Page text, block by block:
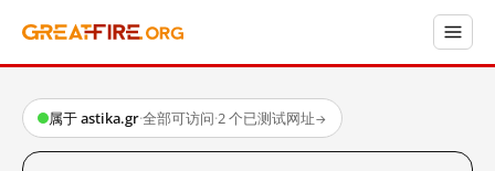
属于 astika.gr·全部可访问·2 个已测试网址→